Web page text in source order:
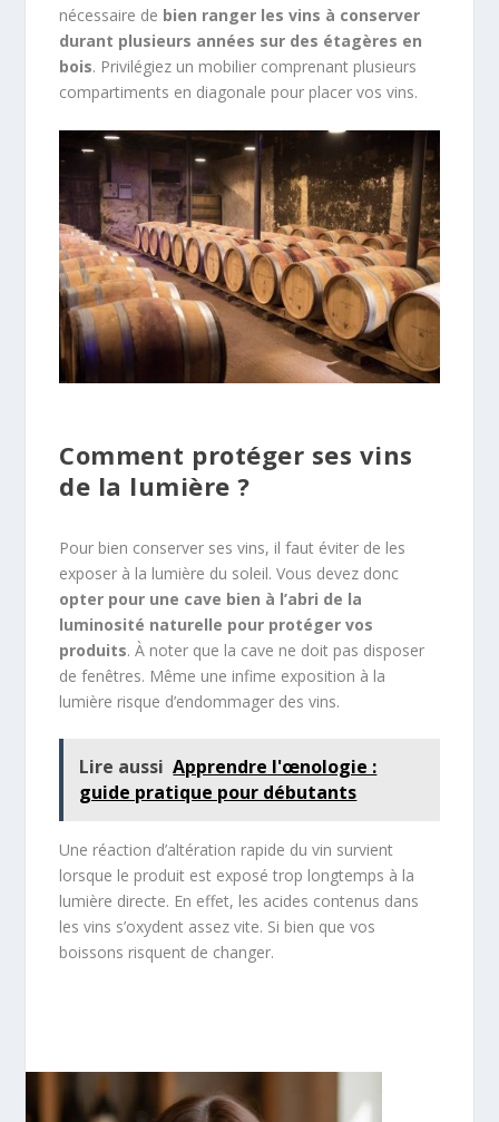
nécessaire de bien ranger les vins à conserver
durant plusieurs années sur des étagères en
bois. Privilégiez un mobilier comprenant plusieurs
compartiments en diagonale pour placer vos vins.
Comment protéger ses vins
de la lumière ?
Pour bien conserver ses vins, il faut éviter de les
exposer à la lumière du soleil. Vous devez donc
opter pour une cave bien à l’abri de la
luminosité naturelle pour protéger vos
produits. À noter que la cave ne doit pas disposer
de fenêtres. Même une infime exposition à la
lumière risque d’endommager des vins.
Lire aussi Apprendre l'œnologie :
guide pratique pour débutants
Une réaction d’altération rapide du vin survient
lorsque le produit est exposé trop longtemps à la
lumière directe. En effet, les acides contenus dans
les vins s’oxydent assez vite. Si bien que vos
boissons risquent de changer.